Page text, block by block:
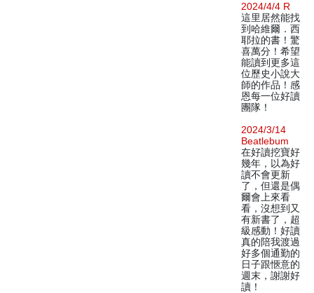
2024/4/4 R
這里居然能找
到哈維爾．西
耶拉的書！驚
喜萬分！希望
能讀到更多這
位歷史小說大
師的作品！感
恩每一位好讀
團隊！
2024/3/14
Beatlebum
在好讀挖寶好
幾年，以為好
讀不會更新
了，但還是偶
爾會上來看
看，沒想到又
有新書了，超
級感動！好讀
真的陪我渡過
好多個通勤的
日子跟愜意的
週末，謝謝好
讀！